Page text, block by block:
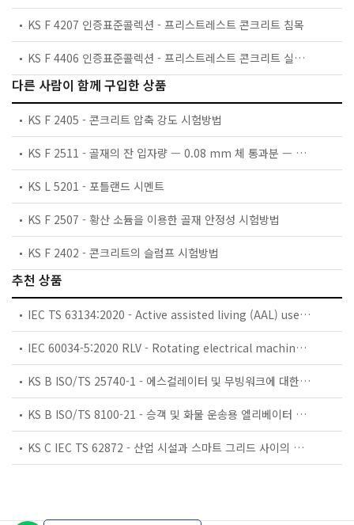
KS F 4207 인증표준콜렉션 - 프리스트레스트 콘크리트 침목
KS F 4406 인증표준콜렉션 - 프리스트레스트 콘크리트 실린더 관
다른 사람이 함께 구입한 상품
KS F 2405 - 콘크리트 압축 강도 시험방법
KS F 2511 - 골재의 잔 입자량 — 0.08 mm 체 통과분 — 시험방법
KS L 5201 - 포틀랜드 시멘트
KS F 2507 - 황산 소듐을 이용한 골재 안정성 시험방법
KS F 2402 - 콘크리트의 슬럼프 시험방법
추천 상품
IEC TS 63134:2020 - Active assisted living (AAL) use cases
IEC 60034-5:2020 RLV - Rotating electrical machines - Part 5: Degrees of protection provided by the integral design of rotating electrical machines (IP code) - Classification
KS B ISO/TS 25740-1 - 에스컬레이터 및 무빙워크에 대한 안전요건 — 제1부: 세계공통 필수 안전요건(GESRs)
KS B ISO/TS 8100-21 - 승객 및 화물 운송용 엘리베이터 —제21부: 세계공통 필수안전요건(GESRs)을 충족하는 세계공통 안전 파라미터(GSPs)
KS C IEC TS 62872 - 산업 시설과 스마트 그리드 사이의 산업 공정 측정, 제어 및 자동화 시스템 인터페이스